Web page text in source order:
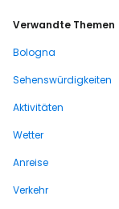
Verwandte Themen
Bologna
Sehenswürdigkeiten
Aktivitäten
Wetter
Anreise
Verkehr